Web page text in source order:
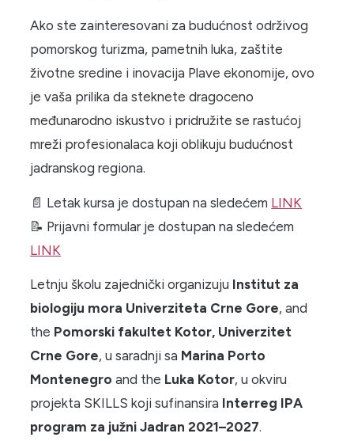
Ako ste zainteresovani za budućnost održivog
pomorskog turizma, pametnih luka, zaštite
životne sredine i inovacija Plave ekonomije, ovo
je vaša prilika da steknete dragoceno
međunarodno iskustvo i pridružite se rastućoj
mreži profesionalaca koji oblikuju budućnost
jadranskog regiona.
📄 Letak kursa je dostupan na sledećem LINK
📝 Prijavni formular je dostupan na sledećem
LINK
Letnju školu zajednički organizuju Institut za
biologiju mora Univerziteta Crne Gore, and
the Pomorski fakultet Kotor, Univerzitet
Crne Gore, u saradnji sa Marina Porto
Montenegro and the Luka Kotor, u okviru
projekta SKILLS koji sufinansira Interreg IPA
program za južni Jadran 2021–2027.